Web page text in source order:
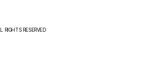
RIGHTS RESERVED